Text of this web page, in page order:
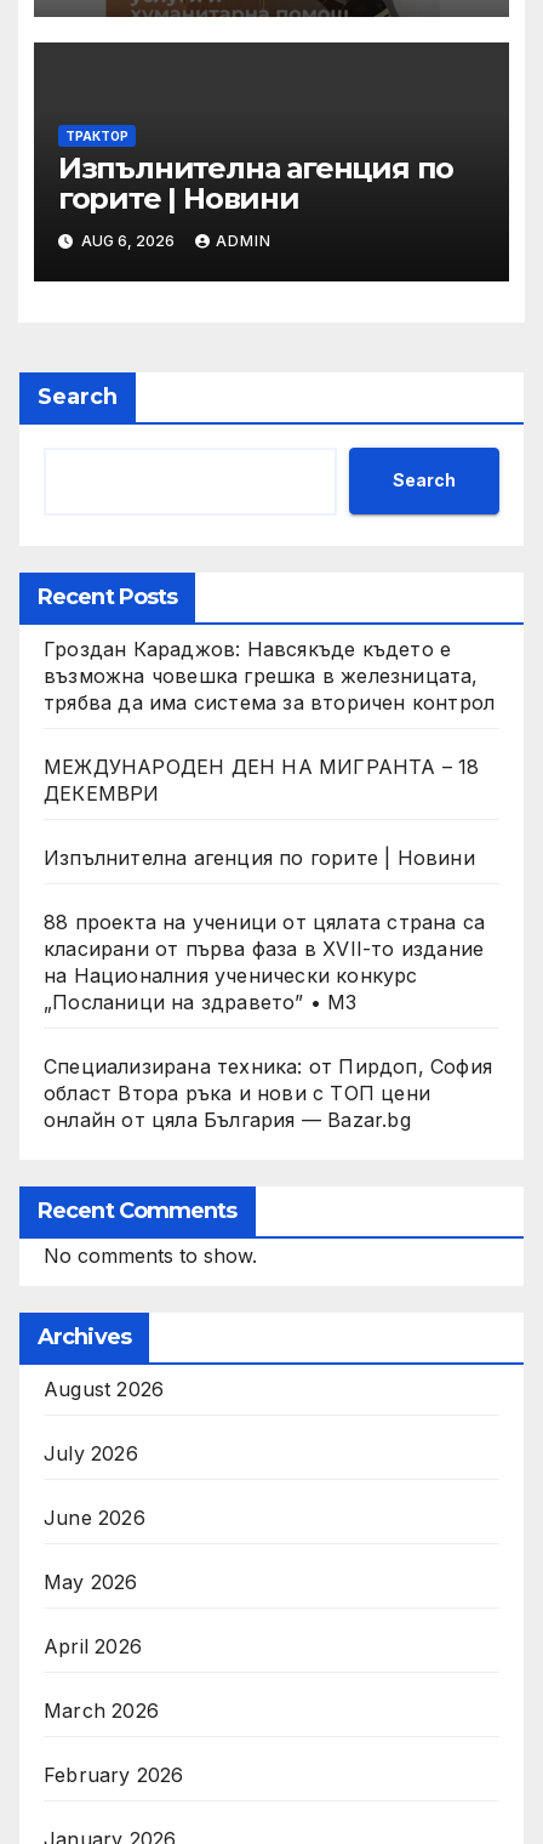
ТРАКТОР
Изпълнителна агенция по
горите | Новини
AUG 6, 2026 ADMIN
Search
Search
Recent Posts
Гроздан Караджов: Навсякъде където е
възможна човешка грешка в железницата,
трябва да има система за вторичен контрол
МЕЖДУНАРОДЕН ДЕН НА МИГРАНТА – 18
ДЕКЕМВРИ
Изпълнителна агенция по горите | Новини
88 проекта на ученици от цялата страна са
класирани от първа фаза в XVII-то издание
на Националния ученически конкурс
„Посланици на здравето” • МЗ
Специализирана техника: от Пирдоп, София
област Втора ръка и нови с ТОП цени
онлайн от цяла България — Bazar.bg
Recent Comments
No comments to show.
Archives
August 2026
July 2026
June 2026
May 2026
April 2026
March 2026
February 2026